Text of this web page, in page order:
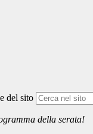
del sito
della serata!